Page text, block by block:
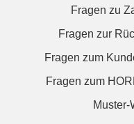
Fragen zu
Fragen zur
Fragen zum
Fragen zum
Muster-